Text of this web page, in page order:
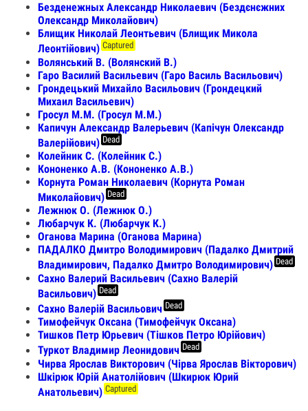
Безденежных Александр Николаевич (Бездєнєжних
Олександр Миколайович)
Блищик Николай Леонтьевич (Блищик Микола
Леонтійович) Captured
Волянський В. (Волянский В.)
Гаро Василий Васильевич (Гаро Василь Васильович)
Грондецький Михайло Васильович (Грондецкий
Михаил Васильевич)
Гросул М.М. (Гросул М.М.)
Капичун Александр Валерьевич (Капічун Олександр
Валерійович) Dead
Колейник С. (Колейник С.)
Кононенко А.В. (Кононенко А.В.)
Корнута Роман Николаевич (Корнута Роман
Миколайович) Dead
Лежнюк О. (Лежнюк О.)
Любарчук К. (Любарчук К.)
Оганова Марина (Оганова Марина)
ПАДАЛКО Дмитро Володимирович (Падалко Дмитрий
Владимирович, Падалко Дмитро Володимирович) Dead
Сахно Валерий Васильевич (Сахно Валерій
Васильович) Dead
Сахно Валерій Васильович Dead
Тимофейчук Оксана (Тимофейчук Оксана)
Тишков Петр Юрьевич (Тішков Петро Юрійович)
Туркот Владимир Леонидович Dead
Чирва Ярослав Викторович (Чірва Ярослав Вікторович)
Шкiрюк Юрiй Анатолiйович (Шкирюк Юрий
Анатольевич) Captured